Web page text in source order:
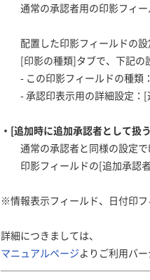
通常の承認者用の印影フィー
配置した印影フィールドの設
[印影の種類]タブで、下記の設
- この印影フィールドの種類
- 承認印表示用の詳細設定：[
・[追加時に追加承認者として扱
通常の承認者と同様の設定で
印影フィールドの[追加承認者
※情報表示フィールド、日付印フ
詳細につきましては、
マニュアルページよりご利用バ